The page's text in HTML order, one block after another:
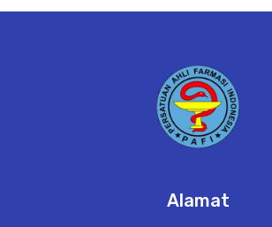
Alamat